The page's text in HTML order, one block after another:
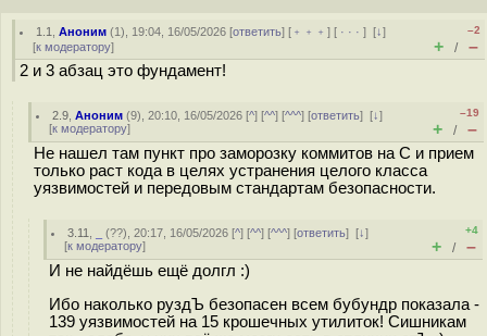
1.1 ,Аноним (1), 19:04, 16/05/2026 [ответить] [ ﹢﹢﹢] [ · · ·][↓]
[к модератору]
–2
+ / –
2 и 3 абзац это фундамент!
2.9 ,Аноним (9), 20:10, 16/05/2026 [^] [^^] [^^^] [ответить][↓]
[к модератору]
–19
+ / –
Не нашел там пункт про заморозку коммитов на С и прием
только раст кода в целях устранения целого класса
уязвимостей и передовым стандартам безопасности.
3.11 (??), 20:17, 16/05/2026 [^] [^^] [^^^] [ответить][↓]
[к модератору]
+4
+ / –
И не найдёшь ещё долгл :)
Ибо наколько руздЪ безопасен всем бубундр показала -
139 уязвимостей на 15 крошечных утилиток! Сишникам